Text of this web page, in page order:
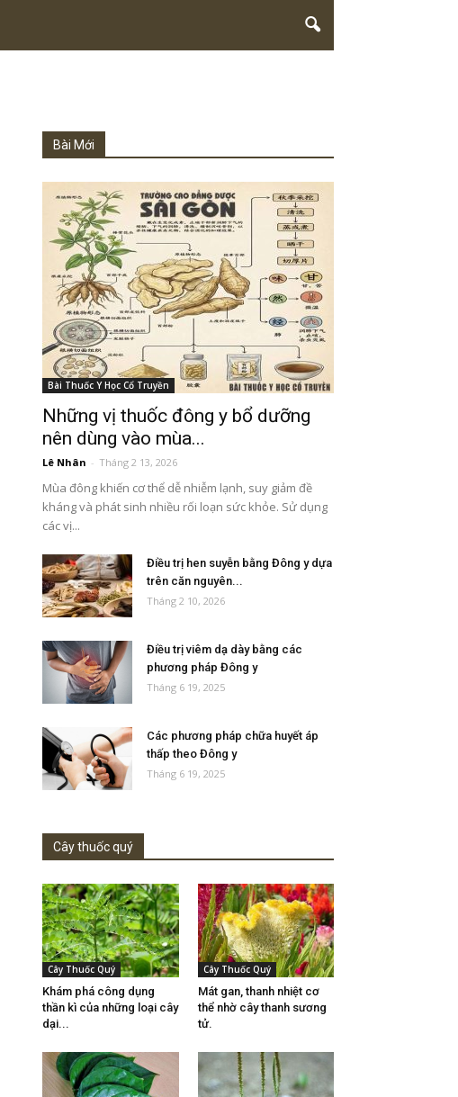
Bài Mới
Bài Thuốc Y Học Cổ Truyền
Những vị thuốc đông y bổ dưỡng
nên dùng vào mùa...
Lê Nhân - Tháng 2 13, 2026
Mùa đông khiến cơ thể dễ nhiễm lạnh, suy giảm đề
kháng và phát sinh nhiều rối loạn sức khỏe. Sử dụng
các vị...
Điều trị hen suyễn bằng Đông y dựa
trên căn nguyên...
Tháng 2 10, 2026
Điều trị viêm dạ dày bằng các
phương pháp Đông y
Tháng 6 19, 2025
Các phương pháp chữa huyết áp
thấp theo Đông y
Tháng 6 19, 2025
Cây thuốc quý
Cây Thuốc Quý
Khám phá công dụng
thần kì của những loại cây
dại...
Cây Thuốc Quý
Mát gan, thanh nhiệt cơ
thể nhờ cây thanh sương
tử.